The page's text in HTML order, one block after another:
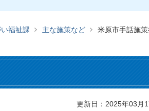
福祉課 主な施策など 米原市手話施
更新日：2025年03月